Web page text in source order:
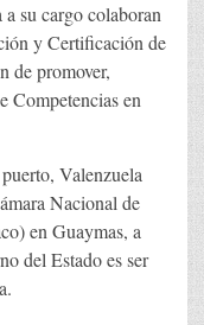
su cargo colaboran
y Certificación de
de promover,
Competencias en
Valenzuela
Nacional de
en Guaymas, a
del Estado es ser